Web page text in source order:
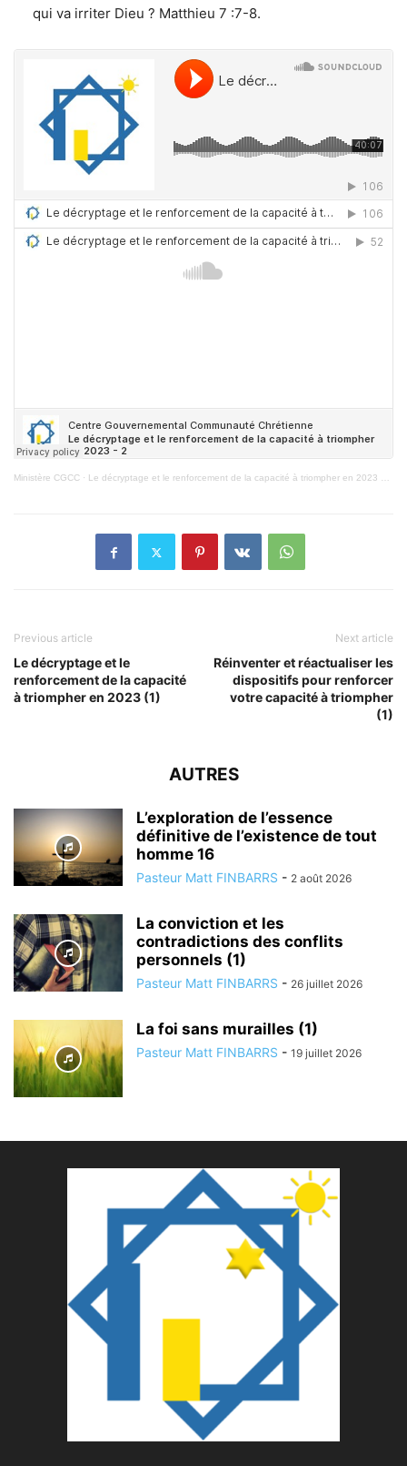
qui va irriter Dieu ? Matthieu 7 :7-8.
Ministère CGCC · Le décryptage et le renforcement de la capacité à triompher en 2023 – 2
Previous article
Le décryptage et le
renforcement de la capacité
à triompher en 2023 (1)
Next article
Réinventer et réactualiser les
dispositifs pour renforcer
votre capacité à triompher
(1)
AUTRES
L’exploration de l’essence
définitive de l’existence de tout
homme 16
Pasteur Matt FINBARRS - 2 août 2026
La conviction et les
contradictions des conflits
personnels (1)
Pasteur Matt FINBARRS - 26 juillet 2026
La foi sans murailles (1)
Pasteur Matt FINBARRS - 19 juillet 2026